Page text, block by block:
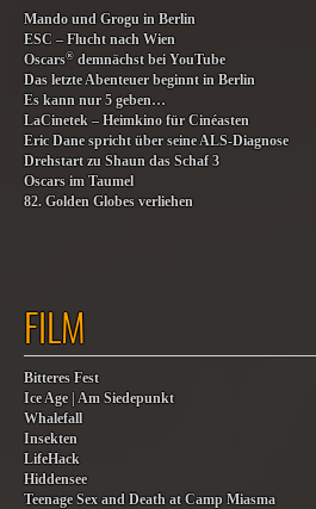
Mando und Grogu in Berlin
ESC – Flucht nach Wien
Oscars® demnächst bei YouTube
Das letzte Abenteuer beginnt in Berlin
Es kann nur 5 geben…
LaCinetek – Heimkino für Cinéasten
Eric Dane spricht über seine ALS-Diagnose
Drehstart zu Shaun das Schaf 3
Oscars im Taumel
82. Golden Globes verliehen
FILM
Bitteres Fest
Ice Age | Am Siedepunkt
Whalefall
Insekten
LifeHack
Hiddensee
Teenage Sex and Death at Camp Miasma